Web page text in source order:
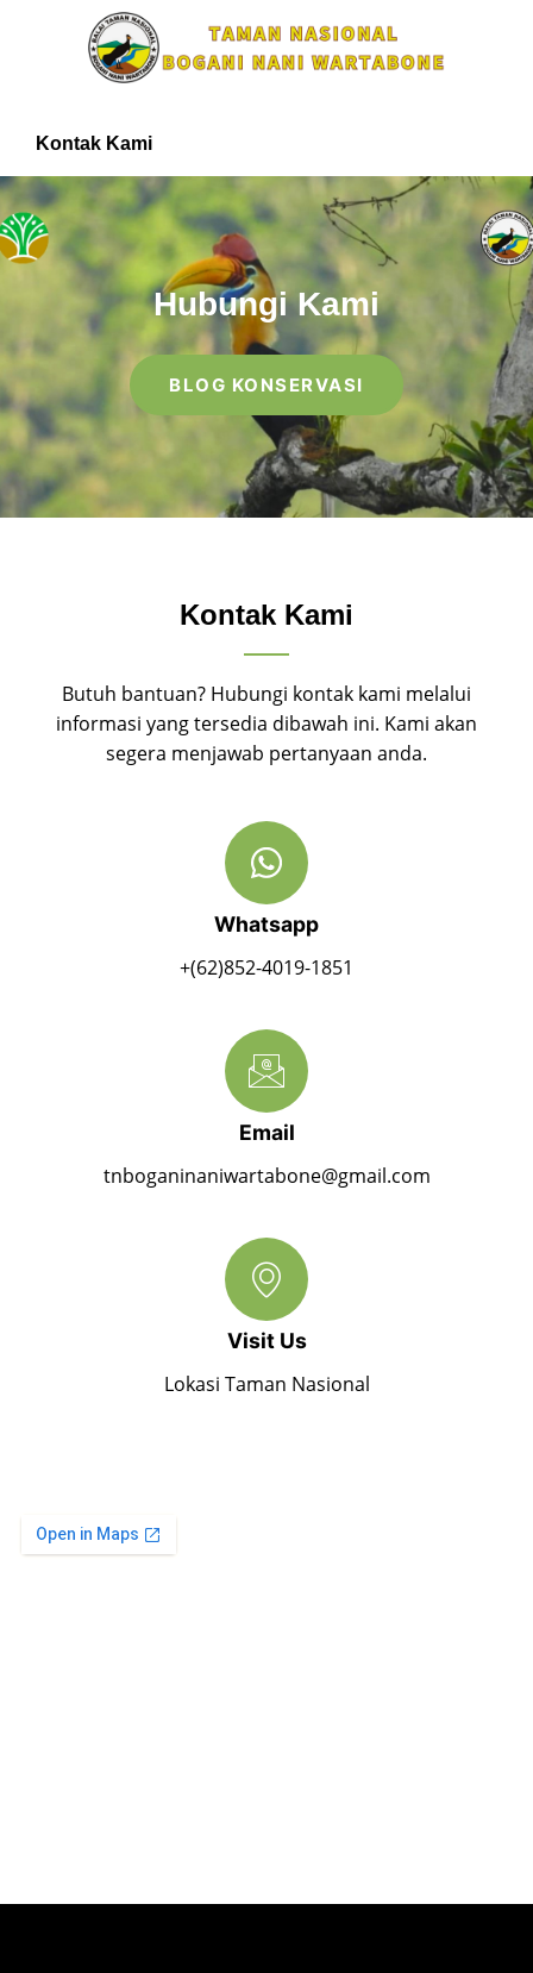
Kontak Kami
Hubungi Kami
BLOG KONSERVASI
Kontak Kami
Butuh bantuan? Hubungi kontak kami melalui
informasi yang tersedia dibawah ini. Kami akan
segera menjawab pertanyaan anda.
Whatsapp
+(62)852-4019-1851
Email
tnboganinaniwartabone@gmail.com
Visit Us
Lokasi Taman Nasional